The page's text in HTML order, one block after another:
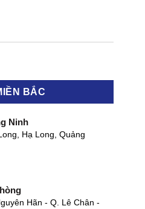
BẮC
Ninh
Hạ Long, Quảng
Hãn - Q. Lê Chân -